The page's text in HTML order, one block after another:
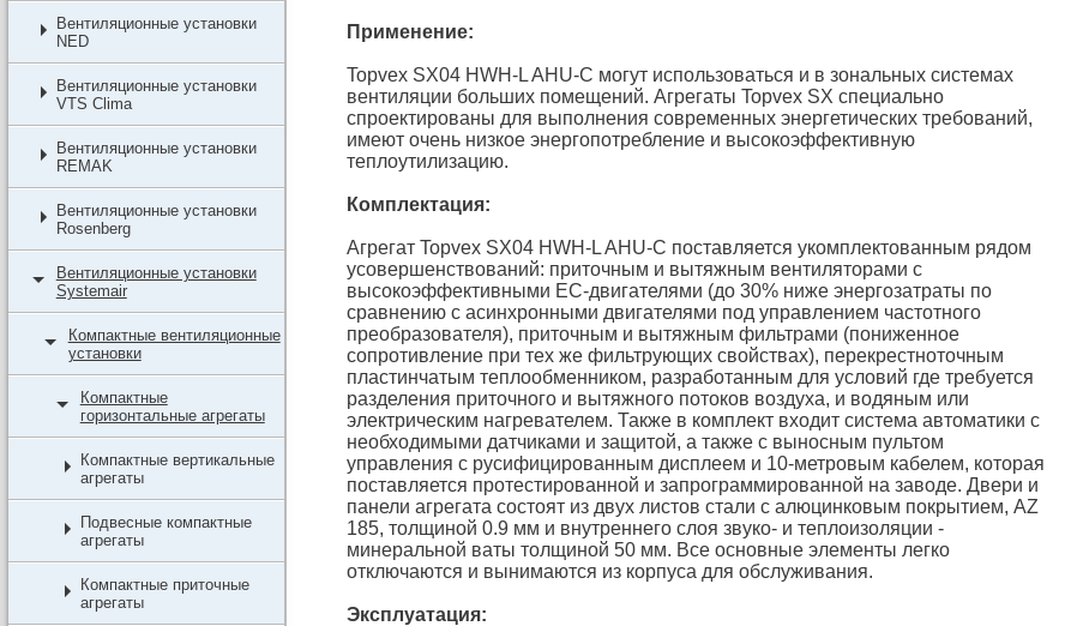
Вентиляционные установки
NED
Вентиляционные установки
VTS Clima
Вентиляционные установки
REMAK
Вентиляционные установки
Rosenberg
Вентиляционные установки
Systemair
Компактные вентиляционные
установки
Компактные
горизонтальные агрегаты
Компактные вертикальные
агрегаты
Подвесные компактные
агрегаты
Компактные приточные
агрегаты
Применение:
Topvex SX04 HWH-L AHU-C могут использоваться и в зональных системах
вентиляции больших помещений. Агрегаты Topvex SX специально
спроектированы для выполнения современных энергетических требований,
имеют очень низкое энергопотребление и высокоэффективную
теплоутилизацию.
Комплектация:
Агрегат Topvex SX04 HWH-L AHU-C поставляется укомплектованным рядом
усовершенствований: приточным и вытяжным вентиляторами с
высокоэффективными ЕС-двигателями (до 30% ниже энергозатраты по
сравнению с асинхронными двигателями под управлением частотного
преобразователя), приточным и вытяжным фильтрами (пониженное
сопротивление при тех же фильтрующих свойствах), перекрестноточным
пластинчатым теплообменником, разработанным для условий где требуется
разделения приточного и вытяжного потоков воздуха, и водяным или
электрическим нагревателем. Также в комплект входит система автоматики с
необходимыми датчиками и защитой, а также с выносным пультом
управления с русифицированным дисплеем и 10-метровым кабелем, которая
поставляется протестированной и запрограммированной на заводе. Двери и
панели агрегата состоят из двух листов стали с алюцинковым покрытием, AZ
185, толщиной 0.9 мм и внутреннего слоя звуко- и теплоизоляции -
минеральной ваты толщиной 50 мм. Все основные элементы легко
отключаются и вынимаются из корпуса для обслуживания.
Эксплуатация: